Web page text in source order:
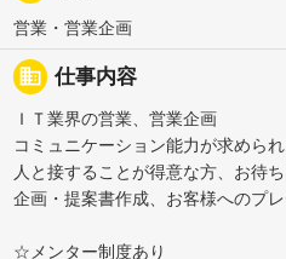
営業・営業企画
business 仕事内容
ＩＴ業界の営業、営業企画
コミュニケーション能力が求められ
人と接することが得意な方、お待ち
企画・提案書作成、お客様へのプ
☆メンター制度あり